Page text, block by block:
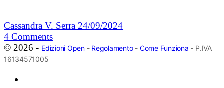
Cassandra V. Serra 24/09/2024
4 Comments
© 2026 - Edizioni Open- Regolamento- Come Funziona - P.IVA
16134571005